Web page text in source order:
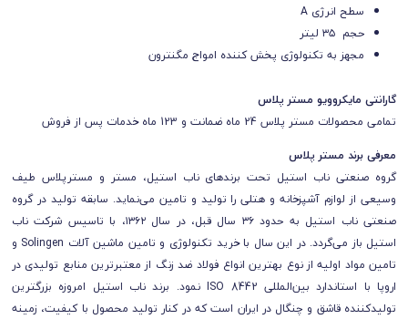
سطح انرژی A
حجم ۳۵ لیتر
مجهز به تکنولوژی پخش کننده امواج مگنترون
گارانتی مایکروویو مستر پلاس
تمامی محصولات مستر پلاس 24 ماه ضمانت و 123 ماه خدمات پس از فروش
معرفی برند مستر پلاس
گروه صنعتی ناب استیل تحت برندهای ناب استیل، مستر و مسترپلاس طیف
وسیعی از لوازم آشپزخانه و هتلی را تولید و تامین می‌نماید. سابقه تولید در گروه
صنعتی ناب استیل به حدود ۳۶ سال قبل، در سال ۱۳۶۲، با تاسیس شرکت ناب
استیل باز می‌گردد. در این سال با خرید تکنولوژی و تامین ماشین آلات Solingen و
تامین مواد اولیه از نوع بهترین انواع فولاد ضد زنگ از معتبرترین منابع تولیدی در
اروپا با استاندارد بین‌المللی ISO 8442 نمود. برند ناب استیل امروزه بزرگترین
تولیدکننده قاشق و چنگال در ایران است که در کنار تولید محصول با کیفیت، زمینه